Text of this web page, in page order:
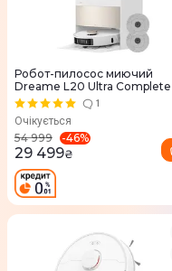
Робот-пилосос миючий
Dreame L20 Ultra Complete
1
Очікується
54 999 -46%
29 499₴